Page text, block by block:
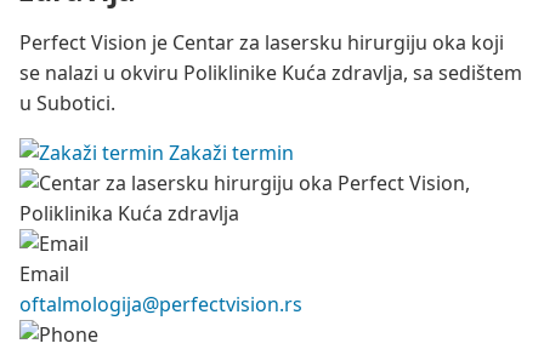
Perfect Vision je Centar za lasersku hirurgiju oka koji
se nalazi u okviru Poliklinike Kuća zdravlja, sa sedištem
u Subotici.
Zakaži termin
Email
oftalmologija@perfectvision.rs